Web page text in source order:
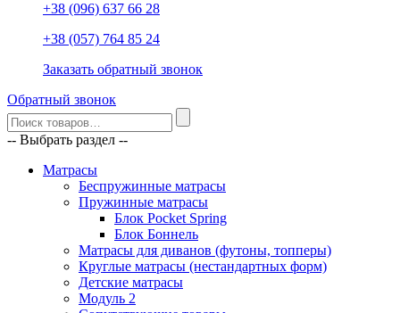
+38 (096) 637 66 28
+38 (057) 764 85 24
Заказать обратный звонок
Обратный звонок
-- Выбрать раздел --
Матрасы
Беспружинные матрасы
Пружинные матрасы
Блок Pocket Spring
Блок Боннель
Матрасы для диванов (футоны, топперы)
Круглые матрасы (нестандартных форм)
Детские матрасы
Модуль 2